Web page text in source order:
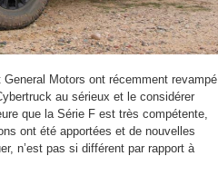
Motors ont récemment revampé
au sérieux et le considérer
que la Série F est très compétente,
ont été apportées et de nouvelles
n’est pas si différent par rapport à